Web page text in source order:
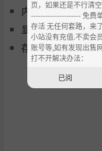
- Additional
- Campsites to
- Opportunities to
内存: 8 GB RAM
显卡:Nvidia
存储空间:需要 6
页，如果还是不行清
--------------------- 免费
存活 无任何套路，来
小站没有充值.不卖会
账号等,如有发现出售
打不开解决办法：
已阅